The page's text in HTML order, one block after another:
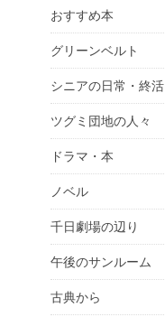
おすすめ本
グリーンベルト
シニアの日常・終活
ツグミ団地の人々
ドラマ・本
ノベル
千日劇場の辺り
午後のサンルーム
古典から